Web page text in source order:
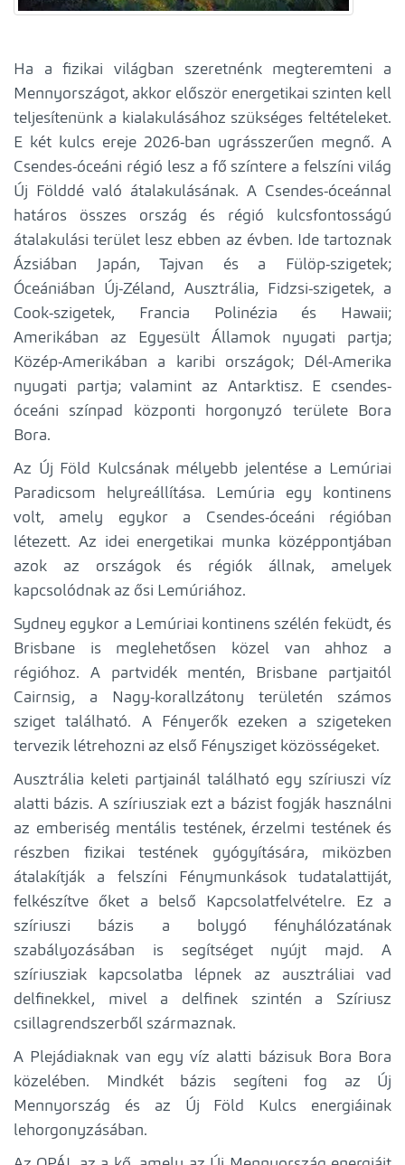
Ha a fizikai világban szeretnénk megteremteni a
Mennyországot, akkor először energetikai szinten kell
teljesítenünk a kialakulásához szükséges feltételeket.
E két kulcs ereje 2026-ban ugrásszerűen megnő. A
Csendes-óceáni régió lesz a fő színtere a felszíni világ
Új Földdé való átalakulásának. A Csendes-óceánnal
határos összes ország és régió kulcsfontosságú
átalakulási terület lesz ebben az évben. Ide tartoznak
Ázsiában Japán, Tajvan és a Fülöp-szigetek;
Óceániában Új-Zéland, Ausztrália, Fidzsi-szigetek, a
Cook-szigetek, Francia Polinézia és Hawaii;
Amerikában az Egyesült Államok nyugati partja;
Közép-Amerikában a karibi országok; Dél-Amerika
nyugati partja; valamint az Antarktisz. E csendes-
óceáni színpad központi horgonyzó területe Bora
Bora.
Az Új Föld Kulcsának mélyebb jelentése a Lemúriai
Paradicsom helyreállítása. Lemúria egy kontinens
volt, amely egykor a Csendes-óceáni régióban
létezett. Az idei energetikai munka középpontjában
azok az országok és régiók állnak, amelyek
kapcsolódnak az ősi Lemúriához.
Sydney egykor a Lemúriai kontinens szélén feküdt, és
Brisbane is meglehetősen közel van ahhoz a
régióhoz. A partvidék mentén, Brisbane partjaitól
Cairnsig, a Nagy-korallzátony területén számos
sziget található. A Fényerők ezeken a szigeteken
tervezik létrehozni az első Fénysziget közösségeket.
Ausztrália keleti partjainál található egy szíriuszi víz
alatti bázis. A szíriusziak ezt a bázist fogják használni
az emberiség mentális testének, érzelmi testének és
részben fizikai testének gyógyítására, miközben
átalakítják a felszíni Fénymunkások tudatalattiját,
felkészítve őket a belső Kapcsolatfelvételre. Ez a
szíriuszi bázis a bolygó fényhálózatának
szabályozásában is segítséget nyújt majd. A
szíriusziak kapcsolatba lépnek az ausztráliai vad
delfinekkel, mivel a delfinek szintén a Szíriusz
csillagrendszerből származnak.
A Plejádiaknak van egy víz alatti bázisuk Bora Bora
közelében. Mindkét bázis segíteni fog az Új
Mennyország és az Új Föld Kulcs energiáinak
lehorgonyzásában.